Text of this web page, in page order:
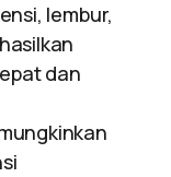
lembur,
dan